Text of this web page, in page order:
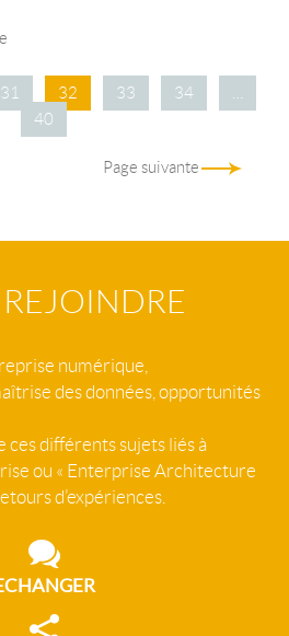
31 32 33 34
40
Page suivante
numérique,
des données, opportunités
ces différents sujets liés à
ou « Enterprise Architecture
d’expériences.